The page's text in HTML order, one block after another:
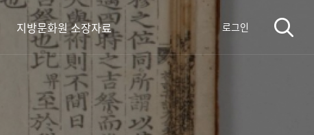
지방문화원 소장자료 로그인